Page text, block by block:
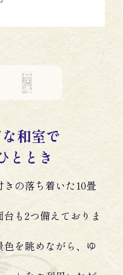
和室で
ととき
の落ち着いた10畳
も2つ備えておりま
を眺めながら、ゆ